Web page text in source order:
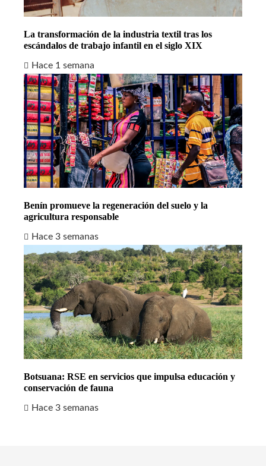
La transformación de la industria textil tras los
escándalos de trabajo infantil en el siglo XIX
Hace 1 semana
Benín promueve la regeneración del suelo y la
agricultura responsable
Hace 3 semanas
Botsuana: RSE en servicios que impulsa educación y
conservación de fauna
Hace 3 semanas